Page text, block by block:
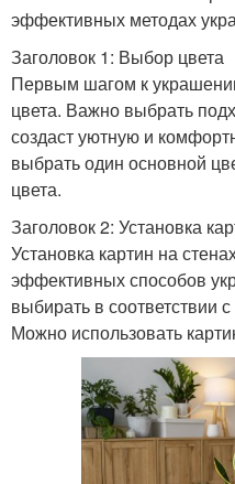
эффективных методах
Заголовок 1: Выбор цвета
Первым шагом к
цвета. Важно выбрать
создаст уютную и
выбрать один основной
цвета.
Заголовок 2: Установка
Установка картин на
эффективных способов
выбирать в соответствии
Можно использовать